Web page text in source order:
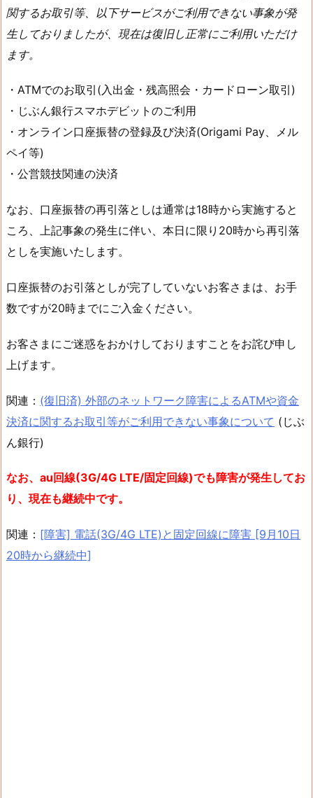
関するお取引等、以下サービスがご利用できない事象が発
生しておりましたが、現在は復旧し正常にご利用いただけ
ます。
・ATMでのお取引(入出金・残高照会・カードローン取引)
・じぶん銀行スマホデビットのご利用
・オンライン口座振替の登録及び決済(Origami Pay、メル
ペイ等)
・公営競技関連の決済
なお、口座振替の再引落としは通常は18時から実施すると
ころ、上記事象の発生に伴い、本日に限り20時から再引落
としを実施いたします。
口座振替のお引落としが完了していないお客さまは、お手
数ですが20時までにご入金ください。
お客さまにご迷惑をおかけしておりますことをお詫び申し
上げます。
関連： (復旧済) 外部のネットワーク障害によるATMや資金
決済に関するお取引等がご利用できない事象について (じぶ
ん銀行)
なお、au回線(3G/4G LTE/固定回線)でも障害が発生してお
り、現在も継続中です。
関連： [障害] 電話(3G/4G LTE)と固定回線に障害 [9月10日
20時から継続中]